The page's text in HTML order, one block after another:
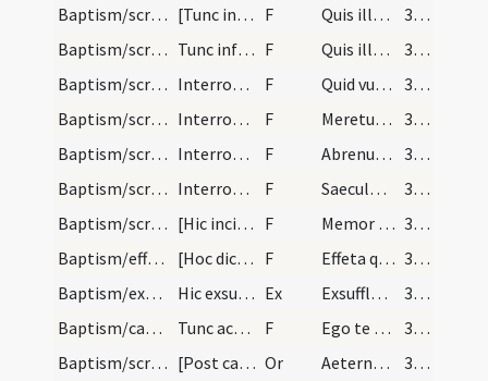
Baptism/scrutiny
[Tunc infante portato ante fores ecclesiae primum… F Quis illum
347
Baptism/scrutiny
Tunc infans ante fores ecclesiae primum interroga… F Quis illum
347
Baptism/scrutiny
Interrogat. F Quid vultis
347
Baptism/scrutiny
Interrogat. F Meretur a parentibus
347
Baptism/scrutiny
Interrogat. F Abrenuntiat diabolo et operibus eius?
347
Baptism/scrutiny
Interrogat. F Saeculo et pompis
347
Baptism/scrutiny
[Hic incipit officium...] Interroga et contesta e… F Memor esto
347
Baptism/effeta
[Hoc dicto quando prius...] Deinde tange nares et… F Effeta quod est adaperire in odorem suavitatis.
348 (143)
Baptism/exsufflation
Hic exsuffla in faciem eius in modum crucis Ex Exsufflo te
348 (143)
Baptism/catechumen oil
Tunc accipe oleum benedictum [idest...] et line e… F Ego te linio
348 (143)
Baptism/scrutiny
[Post catechismum...] Oratio cum Dominus vobiscum. Or Aeternam ac iustissimam
348 (143)